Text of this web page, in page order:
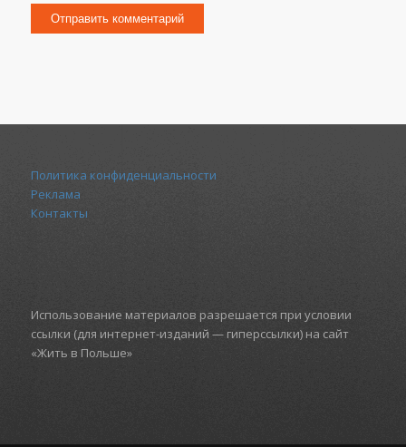
Политика конфиденциальности
Реклама
Контакты
Использование материалов разрешается при условии
ссылки (для интернет-изданий — гиперссылки) на сайт
«Жить в Польше»